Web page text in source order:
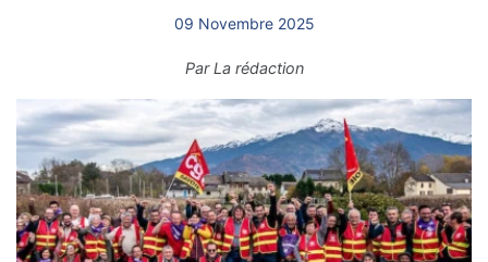
09 Novembre 2025
ParLa rédaction